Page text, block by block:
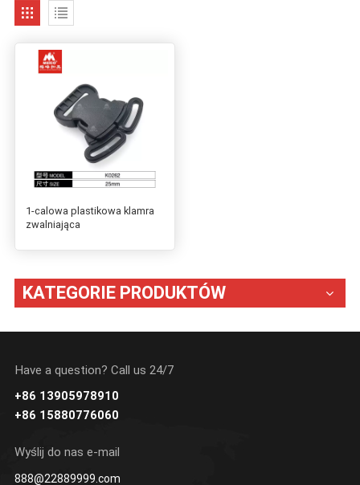
1-calowa plastikowa klamra
zwalniająca
KATEGORIE PRODUKTÓW
Have a question? Call us 24/7
+86 13905978910
+86 15880776060
Wyślij do nas e-mail
888@22889999.com